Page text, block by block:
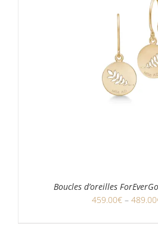
Boucles d’oreilles
459.00€ – 489.00